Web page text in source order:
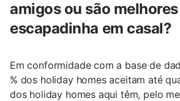
amigos ou são
escapadinha em casal?
Em conformidade com a base de
% dos holiday homes aceitam até
dos holiday homes aqui têm, pelo